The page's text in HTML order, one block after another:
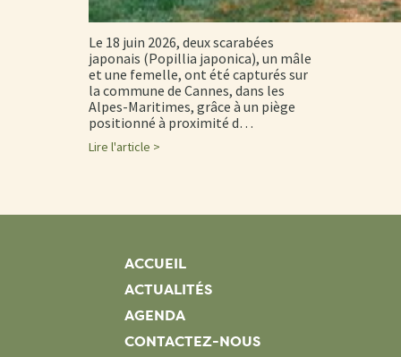
Le 18 juin 2026, deux scarabées
japonais (Popillia japonica), un mâle
et une femelle, ont été capturés sur
la commune de Cannes, dans les
Alpes-Maritimes, grâce à un piège
positionné à proximité d…
Lire l'article >
ACCUEIL
ACTUALITÉS
AGENDA
CONTACTEZ-NOUS